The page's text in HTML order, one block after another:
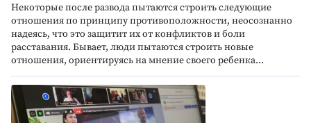
Некоторые после развода пытаются строить следующие
отношения по принципу противоположности, неосознанно
надеясь, что это защитит их от конфликтов и боли
расставания. Бывает, люди пытаются строить новые
отношения, ориентируясь на мнение своего ребенка...